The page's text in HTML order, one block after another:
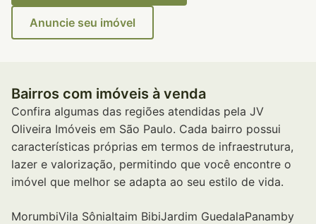
Anuncie seu imóvel
Bairros com imóveis à venda
Confira algumas das regiões atendidas pela JV
Oliveira Imóveis em São Paulo. Cada bairro possui
características próprias em termos de infraestrutura,
lazer e valorização, permitindo que você encontre o
imóvel que melhor se adapta ao seu estilo de vida.
MorumbiVila SôniaItaim BibiJardim GuedalaPanamby